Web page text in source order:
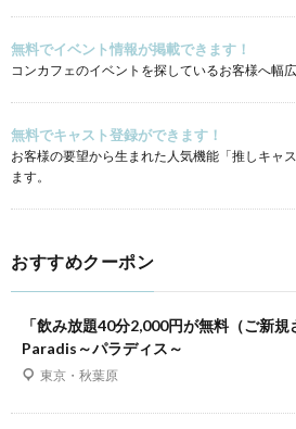
無料でイベント情報が掲載できます！
コンカフェのイベントを探しているお客様へ幅
無料でキャスト登録ができます！
お客様の要望から生まれた人気機能「推しキャ
ます。
おすすめクーポン
「飲み放題40分2,000円が無料（ご新規
Paradis～パラディス～
東京・秋葉原